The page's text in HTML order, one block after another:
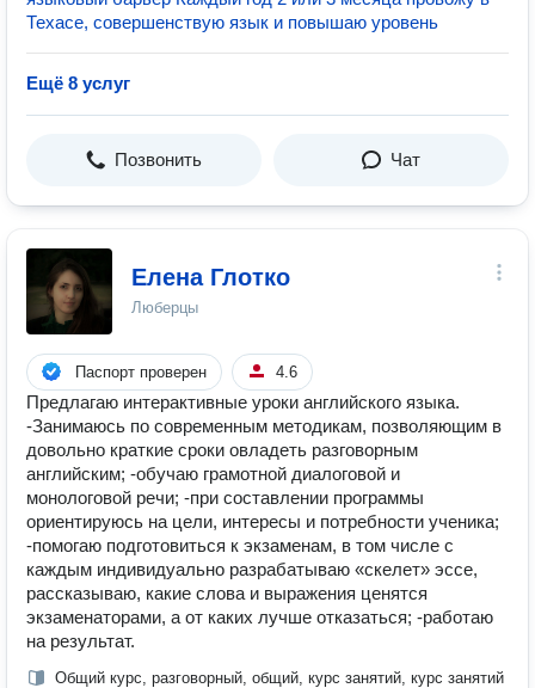
Техасе, совершенствую язык и повышаю уровень
Ещё 8 услуг
Позвонить Чат
Елена Глотко
Люберцы
Паспорт проверен 4.6
Предлагаю интерактивные уроки английского языка.
-Занимаюсь по современным методикам, позволяющим в
довольно краткие сроки овладеть разговорным
английским; -обучаю грамотной диалоговой и
монологовой речи; -при составлении программы
ориентируюсь на цели, интересы и потребности ученика;
-помогаю подготовиться к экзаменам, в том числе с
каждым индивидуально разрабатываю «скелет» эссе,
рассказываю, какие слова и выражения ценятся
экзаменаторами, а от каких лучше отказаться; -работаю
на результат.
Общий курс, разговорный, общий, курс занятий, курс занятий